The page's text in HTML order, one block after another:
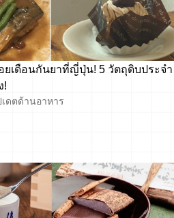
ยเดือนกันยาที่ญี่ปุ่น! 5 วัตถุดิบประจำ
!
ดตด้านอาหาร